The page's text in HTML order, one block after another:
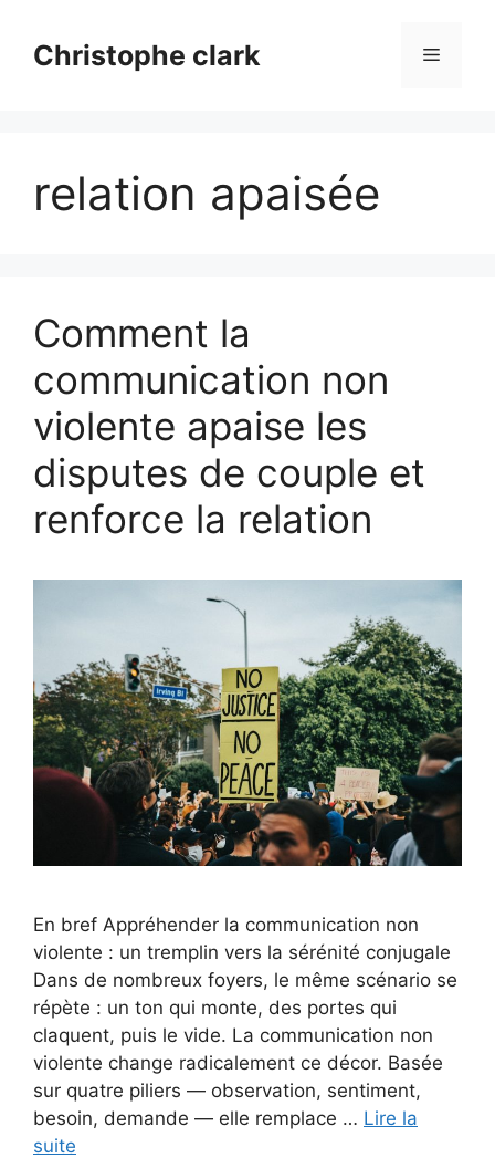
contenuChristophe clark Menu
relation apaisée
Comment la
communication non
violente apaise les
disputes de couple et
renforce la relation
En bref Appréhender la communication non
violente : un tremplin vers la sérénité conjugale
Dans de nombreux foyers, le même scénario se
répète : un ton qui monte, des portes qui
claquent, puis le vide. La communication non
violente change radicalement ce décor. Basée
sur quatre piliers — observation, sentiment,
besoin, demande — elle remplace … Lire la
suite